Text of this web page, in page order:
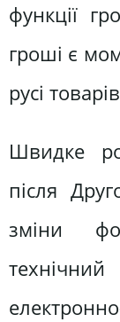
функції
гроші є
русі
Швидке
після
зміни